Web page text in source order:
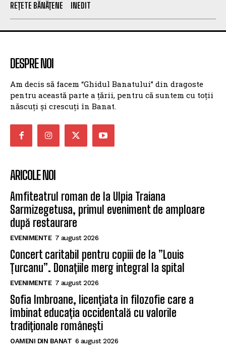
REȚETE BĂNĂȚENE
INEDIT
DESPRE NOI
Am decis să facem “Ghidul Banatului” din dragoste
pentru această parte a țării, pentru că suntem cu toții
născuți și crescuți în Banat.
ARICOLE NOI
Amfiteatrul roman de la Ulpia Traiana
Sarmizegetusa, primul eveniment de amploare
după restaurare
EVENIMENTE 7 august 2026
Concert caritabil pentru copiii de la ”Louis
Țurcanu”. Donațiile merg integral la spital
EVENIMENTE 7 august 2026
Sofia Imbroane, licențiata în filozofie care a
îmbinat educația occidentală cu valorile
tradiționale românești
OAMENI DIN BANAT 6 august 2026